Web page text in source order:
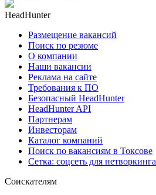
HeadHunter
Размещение вакансий
Поиск по резюме
О компании
Наши вакансии
Реклама на сайте
Требования к ПО
Безопасный HeadHunter
HeadHunter API
Партнерам
Инвесторам
Каталог компаний
Поиск по вакансиям в Токсове
Сетка: соцсеть для нетворкинга
Соискателям